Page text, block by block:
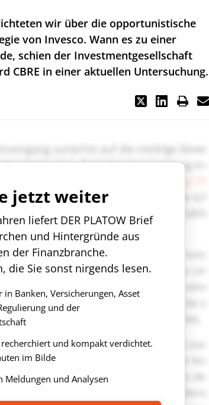
wir über die opportunistische
von Invesco. Wann es zu einer
schien der Investmentgesellschaft
CBRE in einer aktuellen Untersuchung.
jetzt weiter
liefert DER PLATOW Brief
und Hintergründe aus
der Finanzbranche.
die Sie sonst nirgends lesen.
in Banken, Versicherungen, Asset
und der
recherchiert und kompakt verdichtet.
im Bilde
Meldungen und Analysen